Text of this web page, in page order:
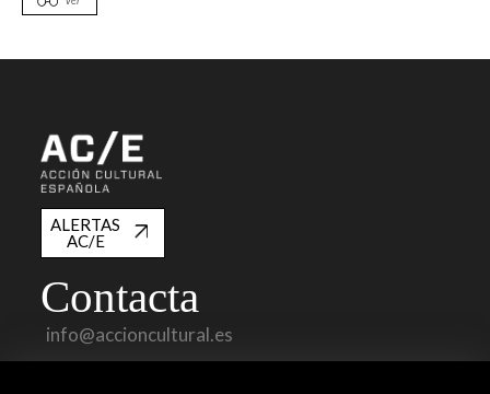
ALERTAS
AC/E
Contacta
info@accioncultural.es